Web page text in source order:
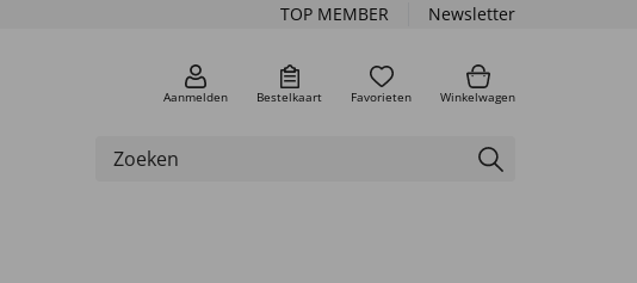
TOP MEMBER Newsletter
Aanmelden Bestelkaart Favorieten Winkelwagen